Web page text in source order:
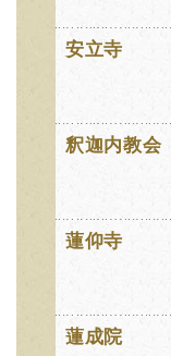
安立寺
釈迦内教会
蓮仰寺
蓮成院